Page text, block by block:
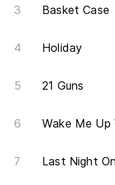
Basket Case
Holiday
21 Guns
Wake Me Up
Last Night